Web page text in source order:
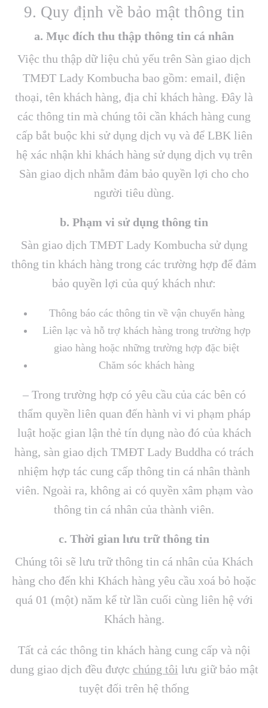
9. Quy định về bảo mật thông tin
a. Mục đích thu thập thông tin cá nhân
Việc thu thập dữ liệu chủ yếu trên Sàn giao dịch
TMĐT Lady Kombucha bao gồm: email, điện
thoại, tên khách hàng, địa chỉ khách hàng. Đây là
các thông tin mà chúng tôi cần khách hàng cung
cấp bắt buộc khi sử dụng dịch vụ và để LBK liên
hệ xác nhận khi khách hàng sử dụng dịch vụ trên
Sàn giao dịch nhằm đảm bảo quyền lợi cho cho
người tiêu dùng.
b. Phạm vi sử dụng thông tin
Sàn giao dịch TMĐT Lady Kombucha sử dụng
thông tin khách hàng trong các trường hợp để đảm
bảo quyền lợi của quý khách như:
Thông báo các thông tin về vận chuyển hàng
Liên lạc và hỗ trợ khách hàng trong trường hợp
giao hàng hoặc những trường hợp đặc biệt
Chăm sóc khách hàng
– Trong trường hợp có yêu cầu của các bên có
thẩm quyền liên quan đến hành vi vi phạm pháp
luật hoặc gian lận thẻ tín dụng nào đó của khách
hàng, sàn giao dịch TMĐT Lady Buddha có trách
nhiệm hợp tác cung cấp thông tin cá nhân thành
viên. Ngoài ra, không ai có quyền xâm phạm vào
thông tin cá nhân của thành viên.
c. Thời gian lưu trữ thông tin
Chúng tôi sẽ lưu trữ thông tin cá nhân của Khách
hàng cho đến khi Khách hàng yêu cầu xoá bỏ hoặc
quá 01 (một) năm kể từ lần cuối cùng liên hệ với
Khách hàng.
Tất cả các thông tin khách hàng cung cấp và nội
dung giao dịch đều được chúng tôi lưu giữ bảo mật
tuyệt đối trên hệ thống